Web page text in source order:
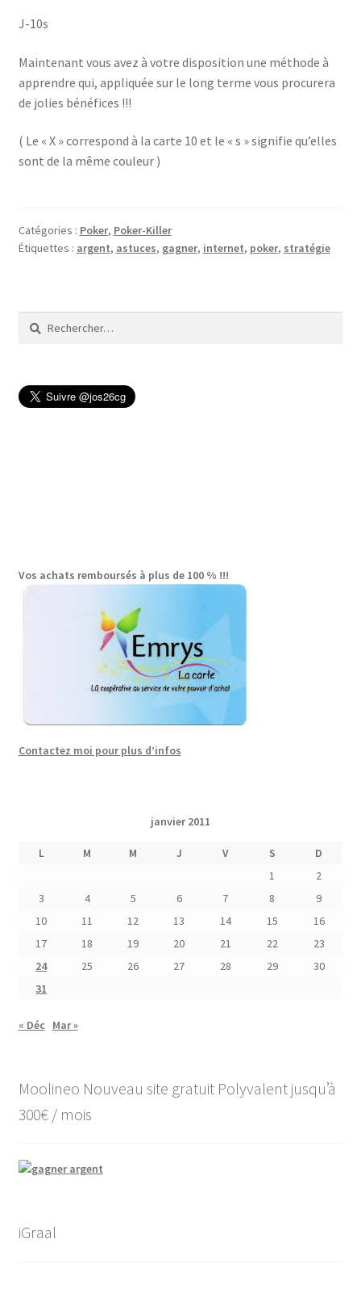
J-10s
Maintenant vous avez à votre disposition une méthode à
apprendre qui, appliquée sur le long terme vous procurera
de jolies bénéfices !!!
( Le « X » correspond à la carte 10 et le « s » signifie qu’elles
sont de la même couleur )
Catégories : Poker, Poker-Killer
Étiquettes : argent, astuces, gagner, internet, poker, stratégie
Rechercher :
Vos achats remboursés à plus de 100 % !!!
Contactez moi pour plus d’infos
janvier 2011
L M M J V S
D
1
2
3
4 5 6 7 8
9
10
11 12 13 14 15
16
17
18 19 20 21 22
23
24
25 26 27 28 29
30
31
« Déc Mar »
Moolineo Nouveau site gratuit Polyvalent jusqu’à
300€ / mois
iGraal